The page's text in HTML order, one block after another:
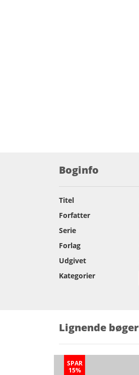
Boginfo
Titel
Forfatter
Serie
Forlag
Udgivet
Kategorier
Lignende bøger
SPAR
15%